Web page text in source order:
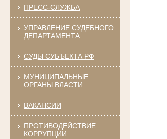
ПРЕСС-СЛУЖБА
УПРАВЛЕНИЕ СУДЕБНОГО
ДЕПАРТАМЕНТА
СУДЫ СУБЪЕКТА РФ
МУНИЦИПАЛЬНЫЕ
ОРГАНЫ ВЛАСТИ
ВАКАНСИИ
ПРОТИВОДЕЙСТВИЕ
КОРРУПЦИИ